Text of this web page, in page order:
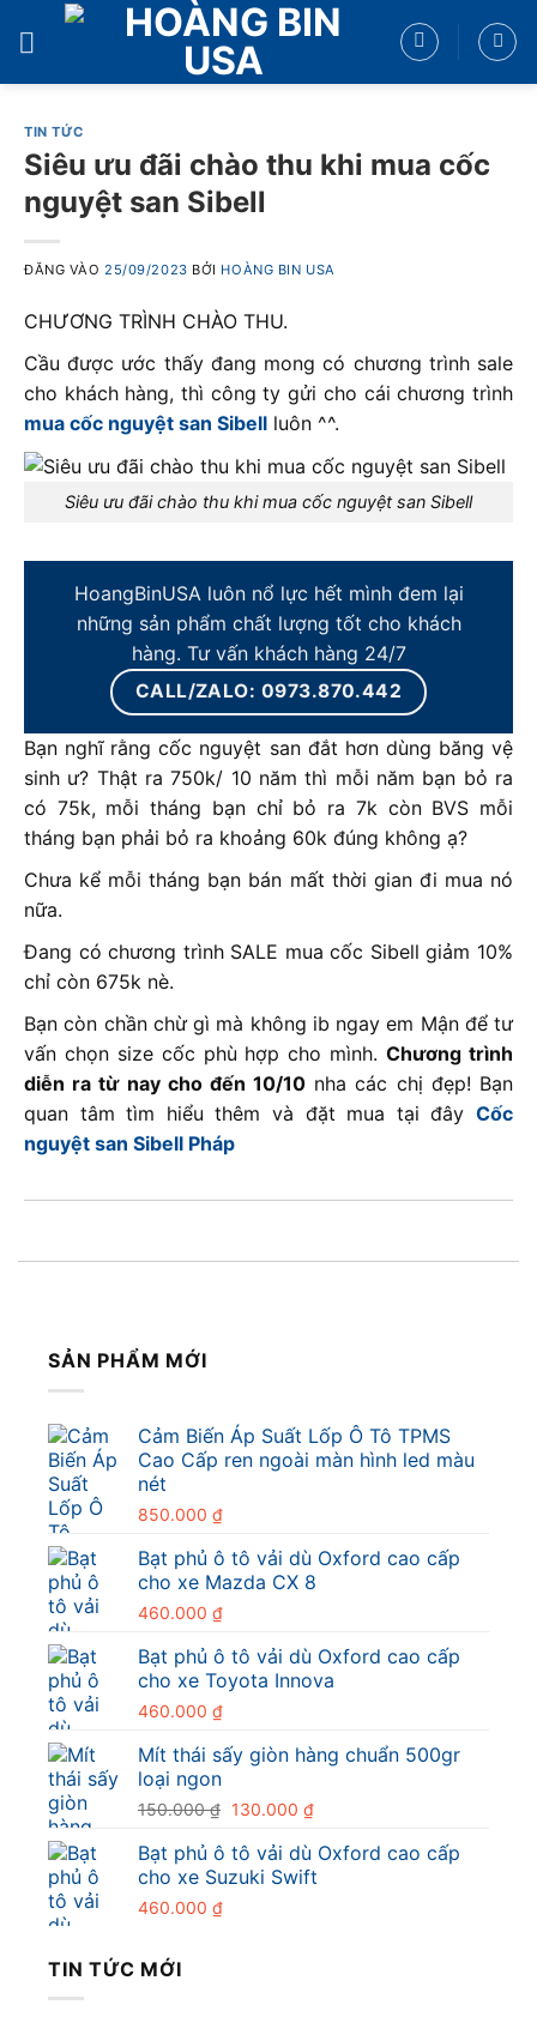
TIN TỨC
Siêu ưu đãi chào thu khi mua cốc
nguyệt san Sibell
ĐĂNG VÀO 25/09/2023 BỞI HOÀNG BIN USA
CHƯƠNG TRÌNH CHÀO THU.
Cầu được ước thấy đang mong có chương trình sale
cho khách hàng, thì công ty gửi cho cái chương trình
mua cốc nguyệt san Sibell luôn ^^.
Siêu ưu đãi chào thu khi mua cốc nguyệt san Sibell
HoangBinUSA luôn nổ lực hết mình đem lại
những sản phẩm chất lượng tốt cho khách
hàng. Tư vấn khách hàng 24/7
CALL/ZALO: 0973.870.442
Bạn nghĩ rằng cốc nguyệt san đắt hơn dùng băng vệ
sinh ư? Thật ra 750k/ 10 năm thì mỗi năm bạn bỏ ra
có 75k, mỗi tháng bạn chỉ bỏ ra 7k còn BVS mỗi
tháng bạn phải bỏ ra khoảng 60k đúng không ạ?
Chưa kể mỗi tháng bạn bán mất thời gian đi mua nó
nữa.
Đang có chương trình SALE mua cốc Sibell giảm 10%
chỉ còn 675k nè.
Bạn còn chần chừ gì mà không ib ngay em Mận để tư
vấn chọn size cốc phù hợp cho mình.Chương trình
diễn ra từ nay cho đến 10/10 nha các chị đẹp! Bạn
quan tâm tìm hiểu thêm và đặt mua tại đây Cốc
nguyệt san Sibell Pháp
SẢN PHẨM MỚI
Cảm Biến Áp Suất Lốp Ô Tô TPMS
Cao Cấp ren ngoài màn hình led màu
nét
850.000 ₫
Bạt phủ ô tô vải dù Oxford cao cấp
cho xe Mazda CX 8
460.000 ₫
Bạt phủ ô tô vải dù Oxford cao cấp
cho xe Toyota Innova
460.000 ₫
Mít thái sấy giòn hàng chuẩn 500gr
loại ngon
150.000₫ Giá
là:
150.000 ₫.
130.000₫Giá
tại
là:
Bạt phủ ô tô vải dù Oxford cao cấp
cho xe Suzuki Swift
460.000 ₫
TIN TỨC MỚI